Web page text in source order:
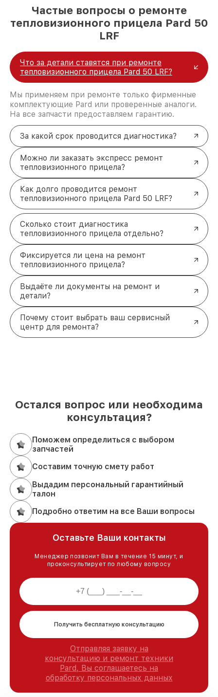
Частые вопросы о ремонте
тепловизионного прицела Pard 50
LRF
Что за детали ставятся при ремонте
тепловизионного прицела Pard 50 LRF?
Мы применяем при ремонте только фирменные
комплектующие Pard или проверенные аналоги.
На все запчасти предоставляем гарантию.
За какой срок проводится диагностика?
Можно ли заказать экспресс ремонт
тепловизионного прицела?
Как долго проводится ремонт
тепловизионного прицела Pard 50 LRF?
Сколько стоит диагностика
тепловизионного прицела отдельно?
Фиксируется ли цена на ремонт
тепловизионного прицела?
Выдаёте ли документы на ремонт и
детали?
Почему стоит выбрать ваш сервисный
центр для ремонта?
Остался вопрос или необходима
консультация?
Поможем определиться с выбором
запчастей
Составим точную смету работ
Выдадим персональный гарантийный
талон
Подробно ответим на все Ваши вопросы
Оставьте Ваши контакты
Менеджер позвонит Вам в течение 15 минут, и
проконсультирует по любому вопросу
Получить бесплатную консультацию
Отправляя заявку на
консультацию и ремонт техники
Pard, Вы соглашаетесь на
обработку персональных данных